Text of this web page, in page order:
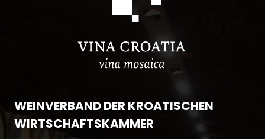
WEINVERBAND DER KROATISCHEN
WIRTSCHAFTSKAMMER